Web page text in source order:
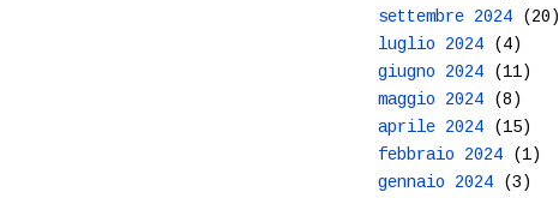
settembre 2024 (20)
luglio 2024 (4)
giugno 2024 (11)
maggio 2024 (8)
aprile 2024 (15)
febbraio 2024 (1)
gennaio 2024 (3)